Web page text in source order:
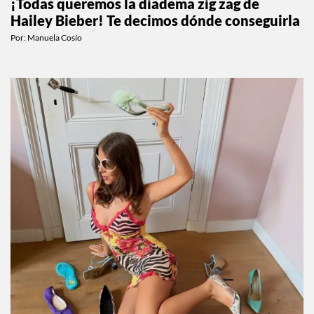
¡Todas queremos la diadema zig zag de
Hailey Bieber! Te decimos dónde conseguirla
Por: Manuela Cosío